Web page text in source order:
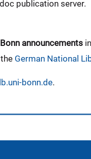
publication server.
announcements
German National
bonn.de.